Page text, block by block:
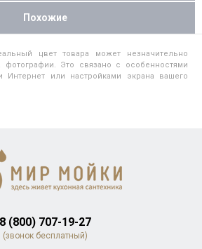
Похожие
цвет товара может незначительно
фотографии. Это связано с особенностями
Интернет или настройками экрана вашего
8 (800) 707-19-27
(звонок бесплатный)